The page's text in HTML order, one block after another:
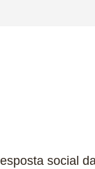
social